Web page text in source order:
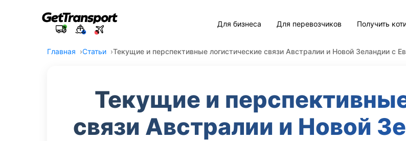
Для бизнеса Для перевозчиков Получить
Главная Статьи Текущие и перспективные логистические связи Австралии и Новой Зеландии с
Текущие и
связи Австралии и Новой